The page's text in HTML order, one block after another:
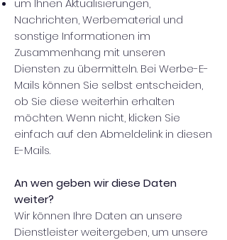
um Ihnen Aktualisierungen,
Nachrichten, Werbematerial und
sonstige Informationen im
Zusammenhang mit unseren
Diensten zu übermitteln. Bei Werbe-E-
Mails können Sie selbst entscheiden,
ob Sie diese weiterhin erhalten
möchten. Wenn nicht, klicken Sie
einfach auf den Abmeldelink in diesen
E-Mails.
An wen geben wir diese Daten
weiter?
Wir können Ihre Daten an unsere
Dienstleister weitergeben, um unsere